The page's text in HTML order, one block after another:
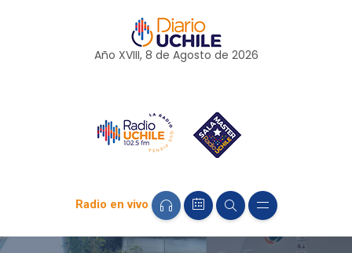
Año XVIII, 8 de Agosto de 2026
Radio en vivo